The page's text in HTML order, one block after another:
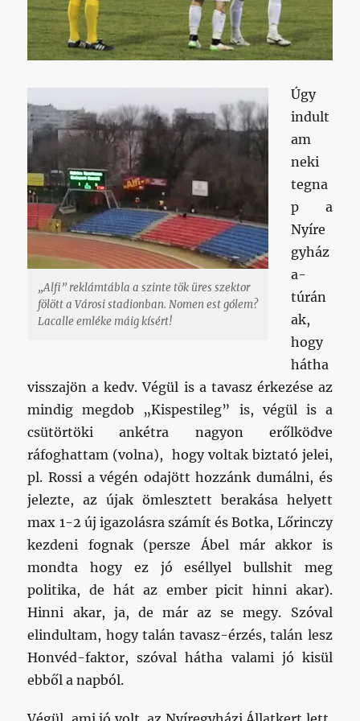
„Alfi” reklámtábla a szinte tök üres szektor
fölött a Városi stadionban. Nomen est gólem?
Lacalle emléke máig kísért!
Úgy
indult
am
neki
tegna
p a
Nyíre
gyház
a-
túrán
ak,
hogy
hátha
visszajön a kedv. Végül is a tavasz érkezése az
mindig megdob „Kispestileg” is, végül is a
csütörtöki ankétra nagyon erőlködve
ráfoghattam (volna), hogy voltak biztató jelei,
pl. Rossi a végén odajött hozzánk dumálni, és
jelezte, az újak ömlesztett berakása helyett
max 1-2 új igazolásra számít és Botka, Lőrinczy
kezdeni fognak (persze Ábel már akkor is
mondta hogy ez jó eséllyel bullshit meg
politika, de hát az ember picit hinni akar).
Hinni akar, ja, de már az se megy. Szóval
elindultam, hogy talán tavasz-érzés, talán lesz
Honvéd-faktor, szóval hátha valami jó kisül
ebből a napból.